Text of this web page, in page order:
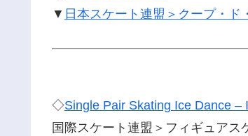
▼ 日本スケート連盟＞クープ・ド
◇Single Pair Skating Ice Dance –
国際スケート連盟＞フィギュアス